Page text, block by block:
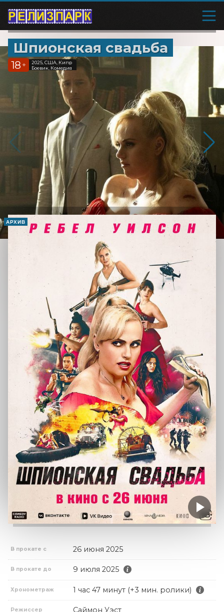
Шпионская свадьба
18 +
2025, США, Кипр
Боевик, Комедия
АРХИВ
В прокате с 26 июня 2025
В прокате до 9 июля 2025
Хронометраж 1 час 47 минут (+3 мин. ролики)
Режиссер Саймон Уэст